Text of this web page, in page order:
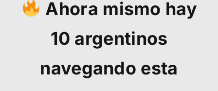
Ahora mismo hay
10 argentinos
navegando esta